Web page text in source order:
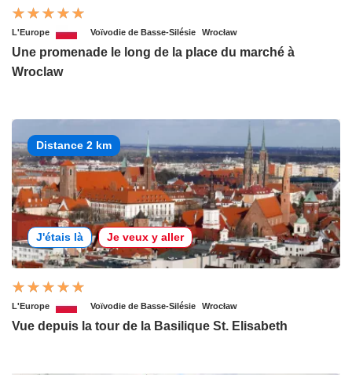
L'Europe Voïvodie de Basse-Silésie Wrocław
Une promenade le long de la place du marché à
Wroclaw
Distance 2 km
J'étais là Je veux y aller
L'Europe Voïvodie de Basse-Silésie Wrocław
Vue depuis la tour de la Basilique St. Elisabeth